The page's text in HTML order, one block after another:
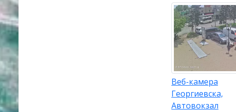
Веб-камера
Георгиевска,
Автовокзал